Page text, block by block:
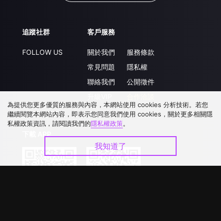
追蹤社群
FOLLOW US
客戶服務
關於我們
常見問題
聯絡我們
服務條款
隱私權
公開徵件
為提供您更多優質的服務與內容，本網站使用 cookies 分析技術。若您
繼續閱覽本網站內容，即表示您同意我們使用 cookies，關於更多相關隱
私權政策資訊，請閱讀我們的隱私權政策。
我知道了